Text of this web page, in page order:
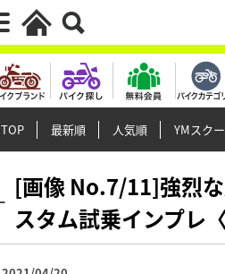
TOP 最新順 人気順 YMスク
[画像 No.7/11]強烈
スタム試乗インプレ